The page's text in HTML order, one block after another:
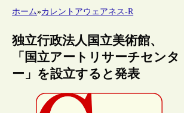
ホーム»カレントアウェアネス-R
独立行政法人国立美術館、
「国立アートリサーチセンタ
ー」を設立すると発表